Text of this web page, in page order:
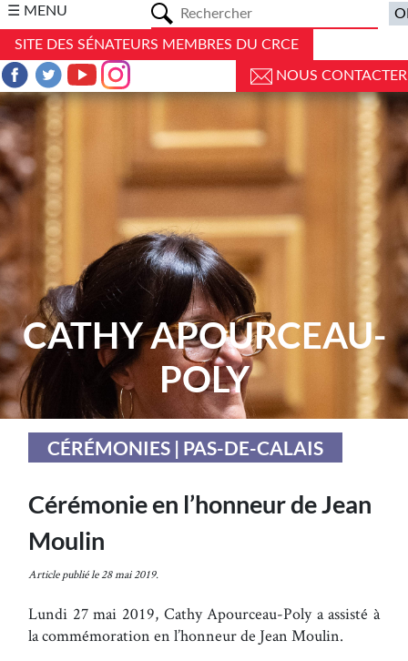
☰ MENU
SITE DES SÉNATEURS MEMBRES DU CRCE
NOUS CONTACTER
CATHY APOURCEAU-
POLY
CÉRÉMONIES | PAS-DE-CALAIS
Cérémonie en l’honneur de Jean
Moulin
Article publié le 28 mai 2019.
Lundi 27 mai 2019, Cathy Apourceau-Poly a assisté à
la commémoration en l’honneur de Jean Moulin.